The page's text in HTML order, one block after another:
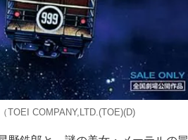
TOEI COMPANY,LTD.(TOE)(D)